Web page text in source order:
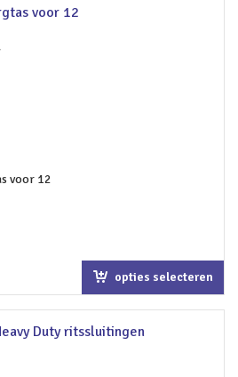
voor 12
opties selecteren
Duty ritssluitingen